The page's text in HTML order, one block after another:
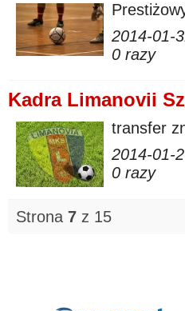
2014-01-
0 razy
Kadra Limanovii
transfer
2014-01-
0 razy
Strona 7 z 15